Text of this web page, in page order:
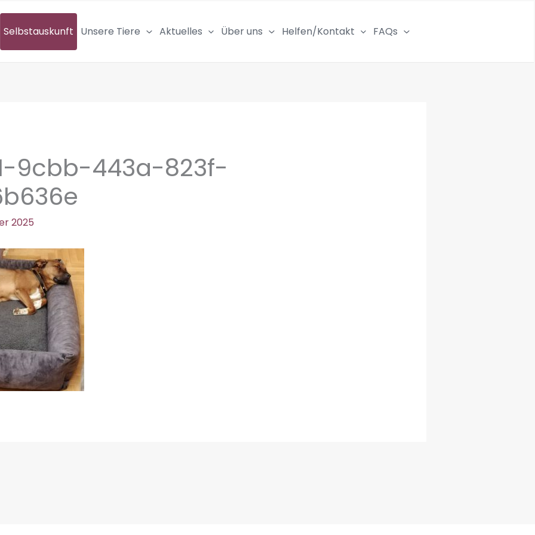
Selbstauskunft Unsere Tiere Aktuelles Über uns Helfen/Kontakt FAQs
9cbb-443a-823f-
2025